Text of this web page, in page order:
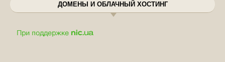
ДОМЕНЫ И ОБЛАЧНЫЙ ХОСТИНГ